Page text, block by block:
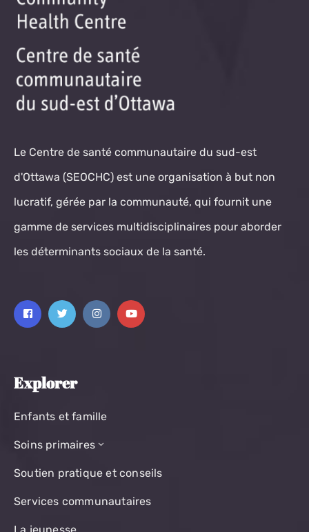
Le Centre de santé communautaire du sud-est
d'Ottawa (SEOCHC) est une organisation à but non
lucratif, gérée par la communauté, qui fournit une
gamme de services multidisciplinaires pour aborder
les déterminants sociaux de la santé.
Explorer
Enfants et famille
Soins primaires
Soutien pratique et conseils
Services communautaires
La jeunesse